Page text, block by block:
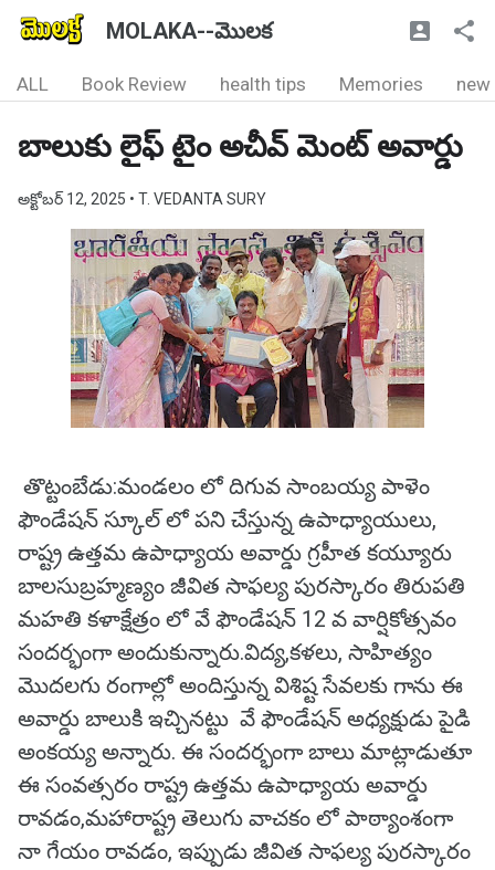
MOLAKA--మొలక
ALL Book Review health tips Memories new
బాలుకు లైఫ్ టైం అచీవ్ మెంట్ అవార్డు
అక్టోబర్ 12, 2025 • T. VEDANTA SURY
తొట్టంబేడు:మండలం లో దిగువ సాంబయ్య పాళెం
ఫౌండేషన్ స్కూల్ లో పని చేస్తున్న ఉపాధ్యాయులు,
రాష్ట్ర ఉత్తమ ఉపాధ్యాయ అవార్డు గ్రహీత కయ్యూరు
బాలసుబ్రహ్మణ్యం జీవిత సాఫల్య పురస్కారం తిరుపతి
మహతి కళాక్షేత్రం లో వే ఫౌండేషన్ 12 వ వార్షికోత్సవం
సందర్భంగా అందుకున్నారు.విద్య,కళలు, సాహిత్యం
మొదలగు రంగాల్లో అందిస్తున్న విశిష్ట సేవలకు గాను ఈ
అవార్డు బాలుకి ఇచ్చినట్టు వే ఫౌండేషన్ అధ్యక్షుడు పైడి
అంకయ్య అన్నారు. ఈ సందర్భంగా బాలు మాట్లాడుతూ
ఈ సంవత్సరం రాష్ట్ర ఉత్తమ ఉపాధ్యాయ అవార్డు
రావడం,మహారాష్ట్ర తెలుగు వాచకం లో పాఠ్యాంశంగా
నా గేయం రావడం, ఇప్పుడు జీవిత సాఫల్య పురస్కారం